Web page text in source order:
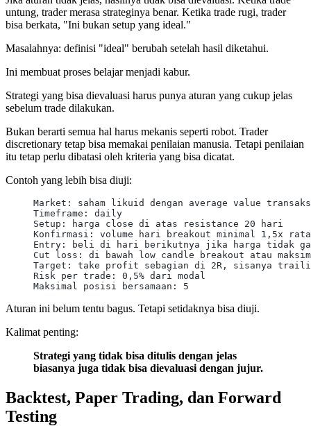
untung, trader merasa strateginya benar. Ketika trade rugi, trader
bisa berkata, "Ini bukan setup yang ideal."
Masalahnya: definisi "ideal" berubah setelah hasil diketahui.
Ini membuat proses belajar menjadi kabur.
Strategi yang bisa dievaluasi harus punya aturan yang cukup jelas
sebelum trade dilakukan.
Bukan berarti semua hal harus mekanis seperti robot. Trader
discretionary tetap bisa memakai penilaian manusia. Tetapi penilaian
itu tetap perlu dibatasi oleh kriteria yang bisa dicatat.
Contoh yang lebih bisa diuji:
Market: saham likuid dengan average value
Timeframe: daily
Setup: harga close di atas resistance 20 hari
Konfirmasi: volume hari breakout minimal 1,5x
Entry: beli di hari berikutnya jika harga tidak
Cut loss: di bawah low candle breakout atau
Target: take profit sebagian di 2R, sisanya
Risk per trade: 0,5% dari modal
Maksimal posisi bersamaan: 5
Aturan ini belum tentu bagus. Tetapi setidaknya bisa diuji.
Kalimat penting:
Strategi yang tidak bisa ditulis dengan jelas
biasanya juga tidak bisa dievaluasi dengan jujur.
Backtest, Paper Trading, dan Forward
Testing